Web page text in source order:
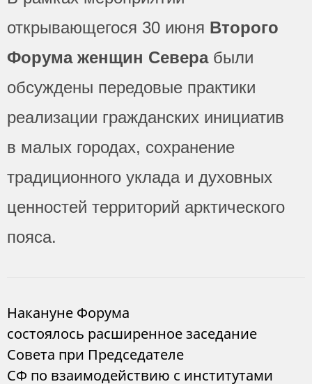
открывающегося 30 июня Второго
Форума женщин Северабыли
обсуждены передовые практики
реализации гражданских инициатив
в малых городах, сохранение
традиционного уклада и духовных
ценностей территорий арктического
пояса.
Накануне Форума
состоялось расширенное заседание
Совета при Председателе
СФ по взаимодействию с институтами